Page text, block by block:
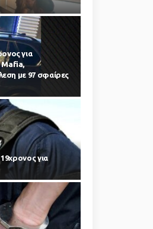
για
Mafia,
με 97 σφαίρες
για